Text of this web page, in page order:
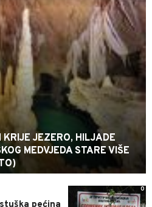
JEZERO, HILJADE
MEDVJEDA STARE VIŠE
0